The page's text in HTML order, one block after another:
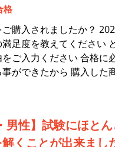
格
ご購入されましたか？
足度を教えてください
ご入力ください 合格に
ができたから 購入した
男性】試験にほと
くことが出来まし